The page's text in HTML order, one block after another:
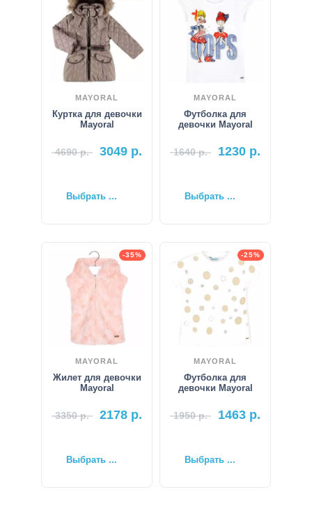
MAYORAL
Куртка для девочки
Mayoral
4690р. 3049 р.
Выбрать ...
MAYORAL
Футболка для
девочки Mayoral
1640р. 1230 р.
Выбрать ...
-35%
MAYORAL
Жилет для девочки
Mayoral
3350р. 2178 р.
Выбрать ...
-25%
MAYORAL
Футболка для
девочки Mayoral
1950р. 1463 р.
Выбрать ...